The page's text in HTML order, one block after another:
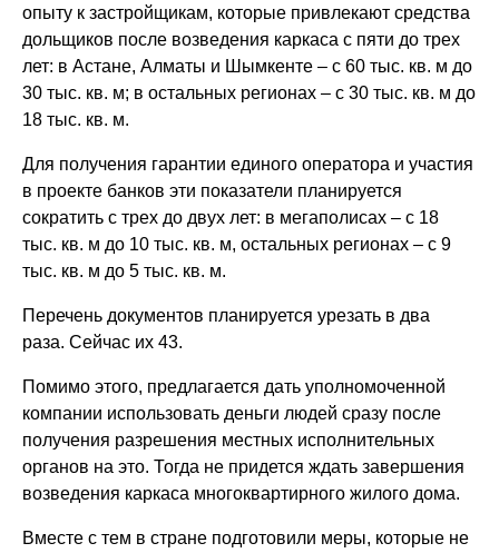
опыту к застройщикам, которые привлекают средства
дольщиков после возведения каркаса с пяти до трех
лет: в Астане, Алматы и Шымкенте – с 60 тыс. кв. м до
30 тыс. кв. м; в остальных регионах – с 30 тыс. кв. м до
18 тыс. кв. м.
Для получения гарантии единого оператора и участия
в проекте банков эти показатели планируется
сократить с трех до двух лет: в мегаполисах – с 18
тыс. кв. м до 10 тыс. кв. м, остальных регионах – с 9
тыс. кв. м до 5 тыс. кв. м.
Перечень документов планируется урезать в два
раза. Сейчас их 43.
Помимо этого, предлагается дать уполномоченной
компании использовать деньги людей сразу после
получения разрешения местных исполнительных
органов на это. Тогда не придется ждать завершения
возведения каркаса многоквартирного жилого дома.
Вместе с тем в стране подготовили меры, которые не